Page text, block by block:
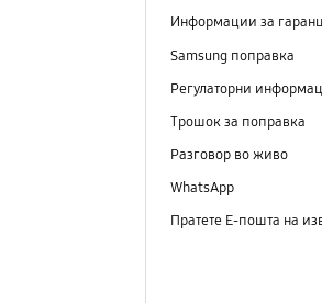
Информации за
Samsung поправка
Регулаторни
Трошок за поправка
Разговор во живо
WhatsApp
Пратете Е-пошта на